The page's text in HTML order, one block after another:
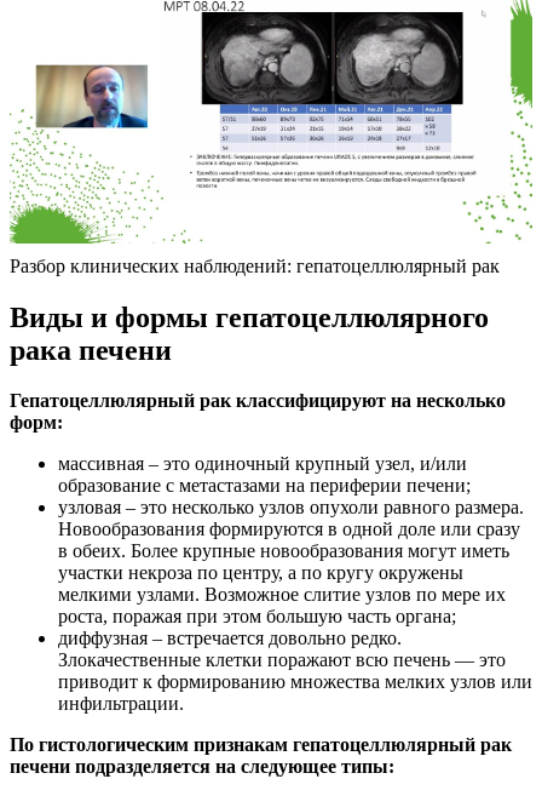
Разбор клинических наблюдений: гепатоцеллюлярный рак
Виды и формы гепатоцеллюлярного
рака печени
Гепатоцеллюлярный рак классифицируют на несколько
форм:
массивная – это одиночный крупный узел, и/или
образование с метастазами на периферии печени;
узловая – это несколько узлов опухоли равного размера.
Новообразования формируются в одной доле или сразу
в обеих. Более крупные новообразования могут иметь
участки некроза по центру, а по кругу окружены
мелкими узлами. Возможное слитие узлов по мере их
роста, поражая при этом большую часть органа;
диффузная – встречается довольно редко.
Злокачественные клетки поражают всю печень — это
приводит к формированию множества мелких узлов или
инфильтрации.
По гистологическим признакам гепатоцеллюлярный рак
печени подразделяется на следующее типы: